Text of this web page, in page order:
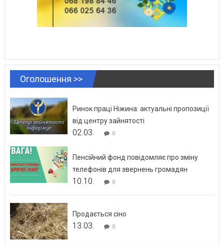
Оголошення >>
Ринок праці Ніжина: актуальні пропозиції
від центру зайнятості
02.03. 0
Пенсійний фонд повідомляє про зміну
телефонів для звернень громадян
10.10. 0
Продається сіно
13.03. 0